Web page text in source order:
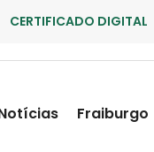
CERTIFICADO DIGITAL
Fraiburgo